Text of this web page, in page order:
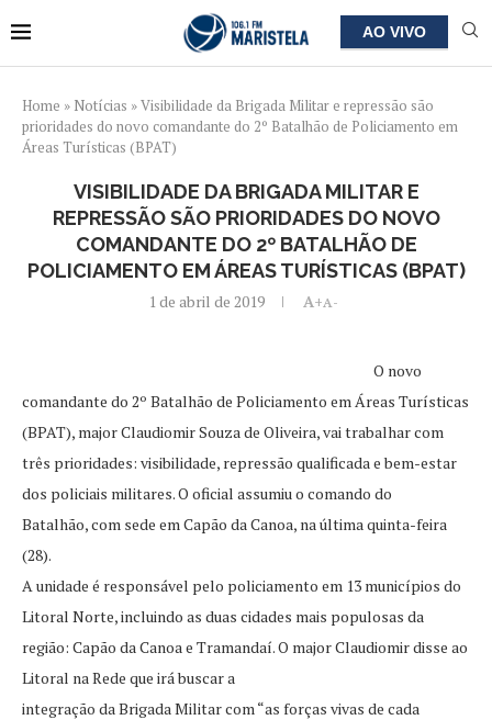
AO VIVO
Home » Notícias »Visibilidade da Brigada Militar e repressão são
prioridades do novo comandante do 2º Batalhão de Policiamento em
Áreas Turísticas (BPAT)
VISIBILIDADE DA BRIGADA MILITAR E
REPRESSÃO SÃO PRIORIDADES DO NOVO
COMANDANTE DO 2º BATALHÃO DE
POLICIAMENTO EM ÁREAS TURÍSTICAS (BPAT)
1 de abril de 2019 A+A-
O novo
comandante do 2º Batalhão de Policiamento em Áreas Turísticas
(BPAT), major Claudiomir Souza de Oliveira, vai trabalhar com
três prioridades: visibilidade, repressão qualificada e bem-estar
dos policiais militares. O oficial assumiu o comando do
Batalhão, com sede em Capão da Canoa, na última quinta-feira
(28).
A unidade é responsável pelo policiamento em 13 municípios do
Litoral Norte, incluindo as duas cidades mais populosas da
região: Capão da Canoa e Tramandaí. O major Claudiomir disse ao
Litoral na Rede que irá buscar a
integração da Brigada Militar com “as forças vivas de cada